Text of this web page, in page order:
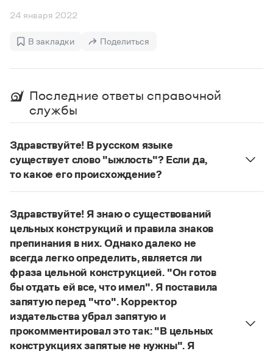
Русский язык. Краткий теоретический курс
для школьников
Письмовник
Справочник по пунктуации
Справочник по фразеологии
Азбучные истины
Словарь-справочник непростые слова
Журнал
Новости и события
Статьи
Монологи
Интервью
Лекции и подкасты
Рекомендуем
Словарь методических терминов
24 января 2022
В закладки Поделиться
Последние ответы справочной
службы
Здравствуйте! В русском языке
существует слово "ыжлость"? Если да,
то какое его происхождение?
Нет, не существует и не существовало. Это
Страница ответа
Здравствуйте! Я знаю о существований
цельных конструкций и правила знаков
препинания в них. Однако далеко не
всегда легко определить, является ли
фраза цельной конструкцией. "Он готов
бы отдать ей все, что имел". Я поставила
запятую перед "что". Корректор
издательства убрал запятую и
прокомментировал это так: "В цельных
конструкциях запятые не нужны". Я